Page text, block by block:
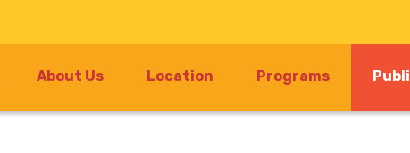
About Us Location Programs